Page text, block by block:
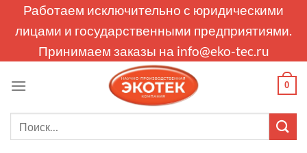
Работаем исключительно с юридическими
лицами и государственными предприятиями.
Принимаем заказы на info@eko-tec.ru
0